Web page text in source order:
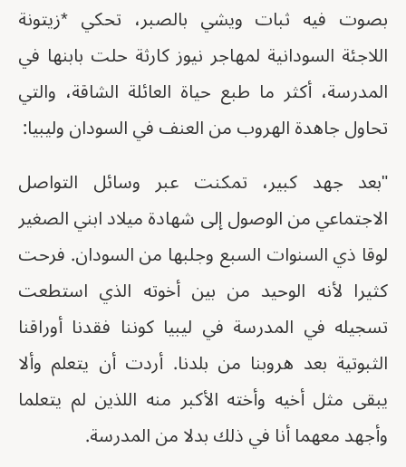
بصوت فيه ثبات ويشي بالصبر، تحكي *زيتونة
اللاجئة السودانية لمهاجر نيوز كارثة حلت بابنها في
المدرسة، أكثر ما طبع حياة العائلة الشاقة، والتي
تحاول جاهدة الهروب من العنف في السودان وليبيا:
"بعد جهد كبير، تمكنت عبر وسائل التواصل
الاجتماعي من الوصول إلى شهادة ميلاد ابني الصغير
لوقا ذي السنوات السبع وجلبها من السودان. فرحت
كثيرا لأنه الوحيد من بين أخوته الذي استطعت
تسجيله في المدرسة في ليبيا كوننا فقدنا أوراقنا
الثبوتية بعد هروبنا من بلدنا. أردت أن يتعلم وألا
يبقى مثل أخيه وأخته الأكبر منه اللذين لم يتعلما
وأجهد معهما أنا في ذلك بدلا من المدرسة.